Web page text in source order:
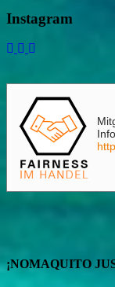
Instagram
¡NOMAQUITO